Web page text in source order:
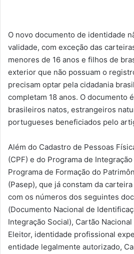
O novo documento de identidade
validade, com exceção das
menores de 16 anos e filhos de
exterior que não possuam o
precisam optar pela cidadania
completam 18 anos. O documento
brasileiros natos, estrangeiros
portugueses beneficiados pelo
Além do Cadastro de Pessoas
(CPF) e do Programa de
Programa de Formação do
(Pasep), que já constam da
com os números dos seguintes
(Documento Nacional de
Integração Social), Cartão
Eleitor, identidade profissional
entidade legalmente autorizado,